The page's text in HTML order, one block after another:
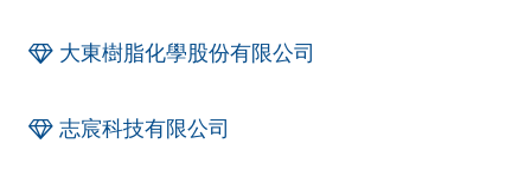
大東樹脂化學股份有限公司
志宸科技有限公司